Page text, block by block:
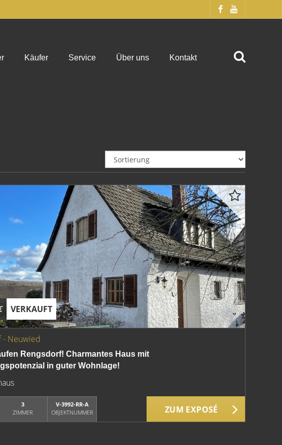
Käufer Service Über uns Kontakt
VERKAUFT
- Neuwied
Rengsdorf! Charmantes Haus mit
in guter Wohnlage!
3
ZIMMER
V-3992-RR-A
OBJEKTNUMMER
ZUM EXPOSÉ